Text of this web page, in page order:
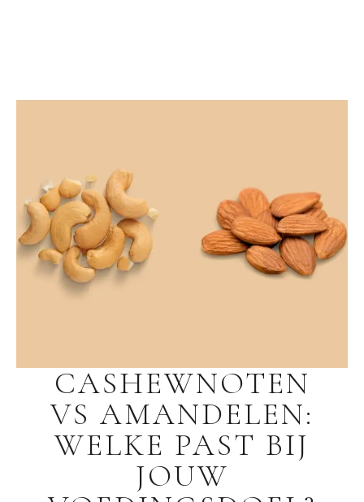
CASHEWNOTEN
VS AMANDELEN:
WELKE PAST BIJ
JOUW